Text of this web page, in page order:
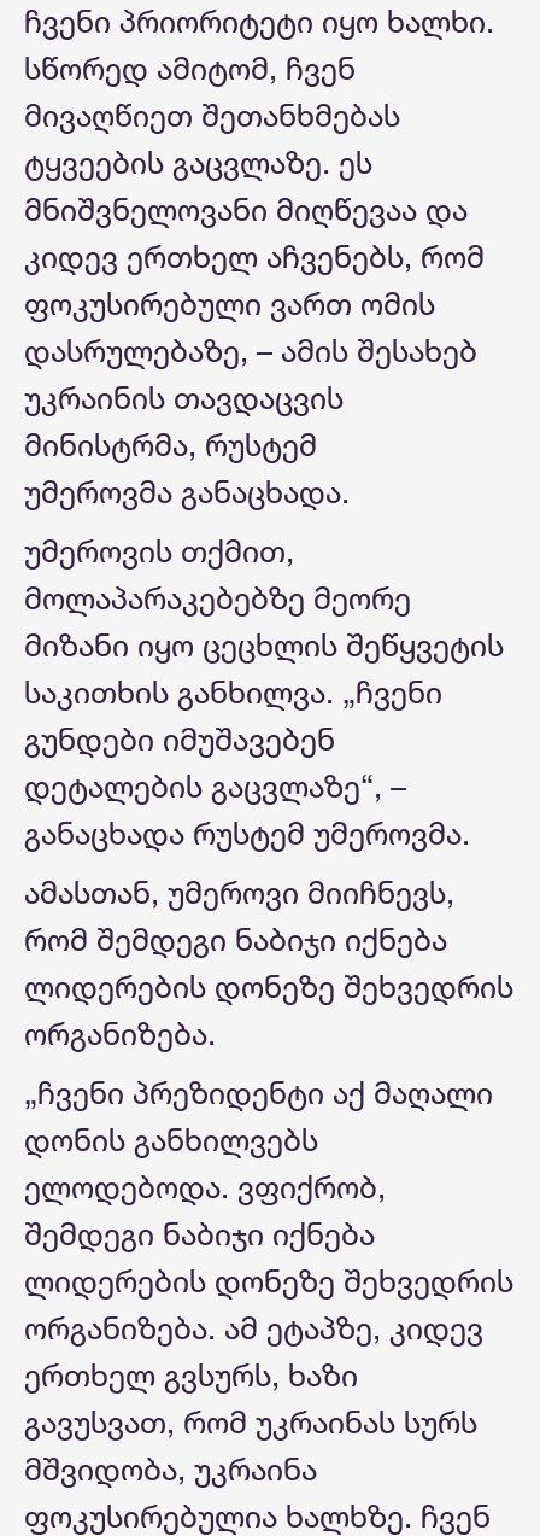
ჩვენი პრიორიტეტი იყო ხალხი.
სწორედ ამიტომ, ჩვენ
მივაღწიეთ შეთანხმებას
ტყვეების გაცვლაზე. ეს
მნიშვნელოვანი მიღწევაა და
კიდევ ერთხელ აჩვენებს, რომ
ფოკუსირებული ვართ ომის
დასრულებაზე, – ამის შესახებ
უკრაინის თავდაცვის
მინისტრმა, რუსტემ
უმეროვმა განაცხადა.
უმეროვის თქმით,
მოლაპარაკებებზე მეორე
მიზანი იყო ცეცხლის შეწყვეტის
საკითხის განხილვა. „ჩვენი
გუნდები იმუშავებენ
დეტალების გაცვლაზე“, –
განაცხადა რუსტემ უმეროვმა.
ამასთან, უმეროვი მიიჩნევს,
რომ შემდეგი ნაბიჯი იქნება
ლიდერების დონეზე შეხვედრის
ორგანიზება.
„ჩვენი პრეზიდენტი აქ მაღალი
დონის განხილვებს
ელოდებოდა. ვფიქრობ,
შემდეგი ნაბიჯი იქნება
ლიდერების დონეზე შეხვედრის
ორგანიზება. ამ ეტაპზე, კიდევ
ერთხელ გვსურს, ხაზი
გავუსვათ, რომ უკრაინას სურს
მშვიდობა, უკრაინა
ფოკუსირებულია ხალხზე. ჩვენ